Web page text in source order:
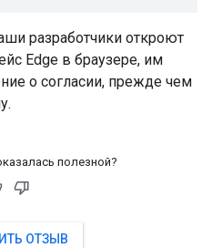
разработчики откроют
Edge в браузере, им
о согласии, прежде чем
полезной?
ОТЗЫВ